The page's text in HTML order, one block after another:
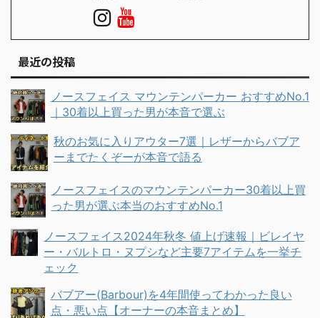
最近の投稿
ノースフェイス マウンテンパーカー おすすめNo.1
｜30着以上買った男が本音で選ぶ
秋のお気に入りアウター7選｜レザーからバブア
ーまでたくぞーが本音で語る
ノースフェイスのマウンテンパーカー30着以上買
った男が選ぶ本当のおすすめNo.1
ノースフェイス2024年秋冬 値上げ速報｜ビレイヤ
ー・バルトロ・ヌプシなど主要7アイテムを一挙チ
ェック
バブアー(Barbour)を4年間使ってわかった良い
点・悪い点【オーナーの本音まとめ】